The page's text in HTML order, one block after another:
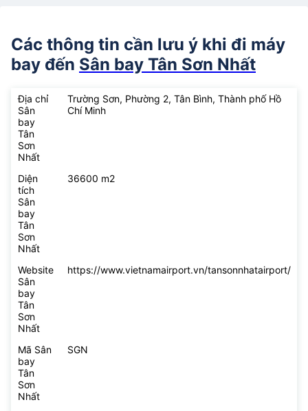
Các thông tin cần lưu ý khi đi máy
bay đến Sân bay Tân Sơn Nhất
Địa chỉ
Sân
bay
Tân
Sơn
Nhất
Trường Sơn, Phường 2, Tân Bình, Thành phố Hồ
Chí Minh
Diện
tích
Sân
bay
Tân
Sơn
Nhất
36600 m2
Website
Sân
bay
Tân
Sơn
Nhất
https://www.vietnamairport.vn/tansonnhatairport/
Mã Sân
bay
Tân
Sơn
Nhất
SGN